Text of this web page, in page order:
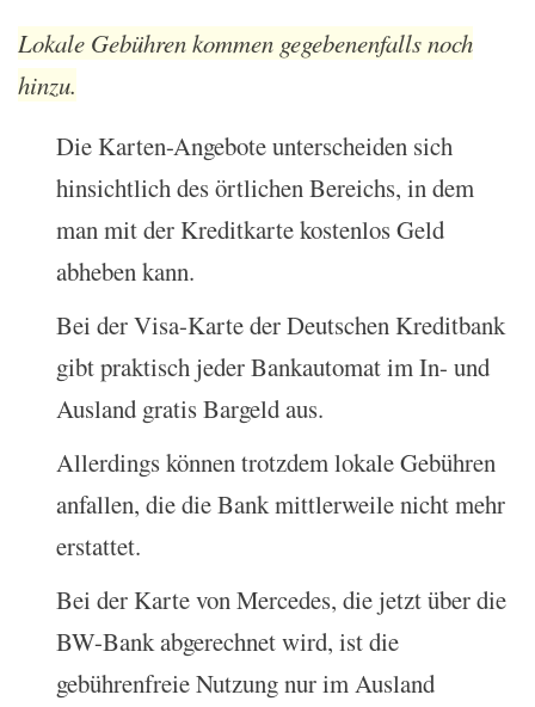
Lokale Gebühren kommen gegebenenfalls noch
hinzu.
Die Karten-Angebote unterscheiden sich
hinsichtlich des örtlichen Bereichs, in dem
man mit der Kreditkarte kostenlos Geld
abheben kann.
Bei der Visa-Karte der Deutschen Kreditbank
gibt praktisch jeder Bankautomat im In- und
Ausland gratis Bargeld aus.
Allerdings können trotzdem lokale Gebühren
anfallen, die die Bank mittlerweile nicht mehr
erstattet.
Bei der Karte von Mercedes, die jetzt über die
BW-Bank abgerechnet wird, ist die
gebührenfreie Nutzung nur im Ausland